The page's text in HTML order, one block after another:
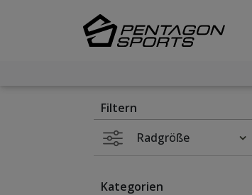
Filtern
Radgröße
Kategorien